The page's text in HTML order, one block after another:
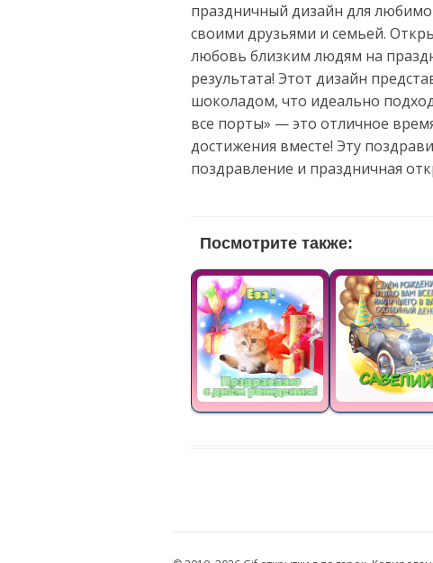
праздничный дизайн для
своими друзьями и семьей.
любовь близким людям на
результата! Этот дизайн
шоколадом, что идеально
все порты» — это отличное
достижения вместе! Эту
поздравление и праздничная
Посмотрите также: